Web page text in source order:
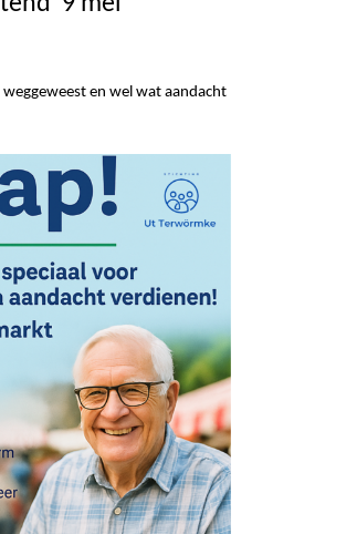
en wel wat aandacht